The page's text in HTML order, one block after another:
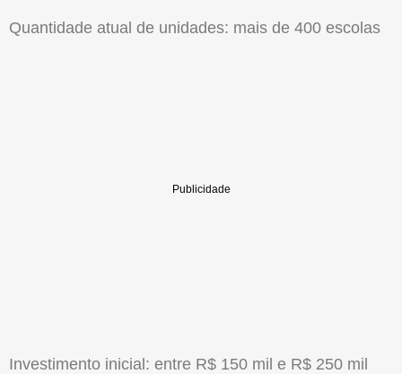
Quantidade atual de unidades: mais de 400 escolas
Investimento inicial: entre R$ 150 mil e R$ 250 mil